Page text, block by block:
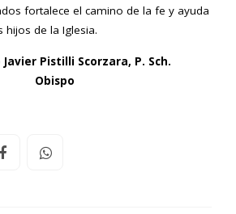
fortalece el camino de la fe y ayuda
hijos de la Iglesia.
Javier Pistilli Scorzara, P. Sch.
Obispo